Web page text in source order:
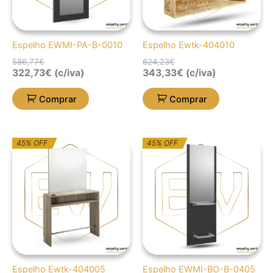
Espelho EWMI-PA-B-0010
586,77€
322,73€ (c/iva)
Comprar
Espelho Ewtk-404010
624,23€
343,33€ (c/iva)
Comprar
45% OFF
Espelho Ewtk-404005
O
preço
original
era:
624,23€.
O
preço
atual
é:
343,33€.
45% OFF
Espelho EWMI-BO-B-0405
O
preço
original
era:
321,03€.
O
preço
atual
é:
176,57€.